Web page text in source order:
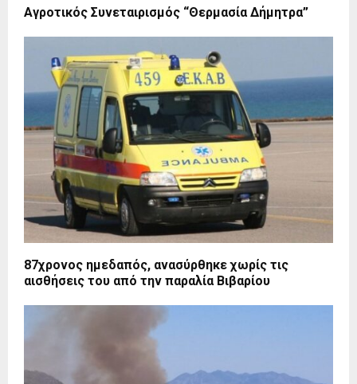
Αγροτικός Συνεταιρισμός “Θερμασία Δήμητρα”
87χρονος ημεδαπός, ανασύρθηκε χωρίς τις
αισθήσεις του από την παραλία Βιβαρίου